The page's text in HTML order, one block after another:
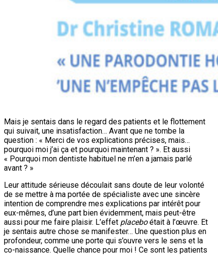
Mais je sentais dans le regard des patients et le flottement
qui suivait, une insatisfaction… Avant que ne tombe la
question : « Merci de vos explications précises, mais…
pourquoi moi j’ai ça et pourquoi maintenant ? ». Et aussi
« Pourquoi mon dentiste habituel ne m’en a jamais parlé
avant ? »
Leur attitude sérieuse découlait sans doute de leur volonté
de se mettre à ma portée de spécialiste avec une sincère
intention de comprendre mes explications par intérêt pour
eux-mêmes, d’une part bien évidemment, mais peut-être
aussi pour me faire plaisir. L’effet placeboétait à l’œuvre. Et
je sentais autre chose se manifester… Une question plus en
profondeur, comme une porte qui s’ouvre vers le sens et la
co-naissance. Quelle chance pour moi ! Ce sont les patients